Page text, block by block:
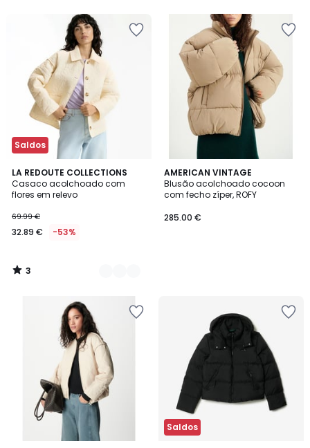
Saldos
LA REDOUTE COLLECTIONS
Casaco acolchoado com
flores em relevo
69.99 €
32.89 € -53%
3
/
5
2
Cores
3
/
AMERICAN VINTAGE
Blusão acolchoado cocoon
com fecho zíper, ROFY
285.00 €
Saldos